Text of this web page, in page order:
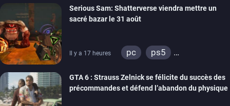
ps4
xbox one
switch 2
Serious Sam: Shatterverse viendra mettre un
sacré bazar le 31 août
Il y a 17 heures pc
ps5
GTA 6 : Strauss Zelnick se félicite du succès des
précommandes et défend l’abandon du physique